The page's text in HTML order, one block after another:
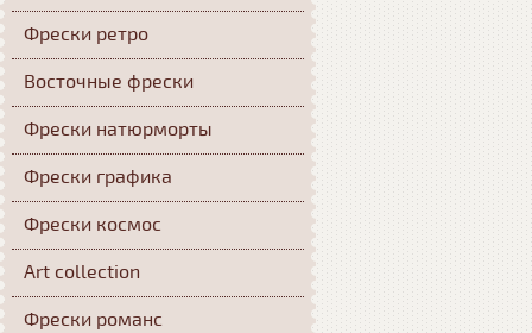
Фрески ретро
Восточные фрески
Фрески натюрморты
Фрески графика
Фрески космос
Art collection
Фрески романс